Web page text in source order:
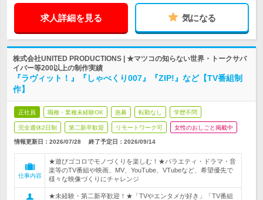
求人詳細を見る 気になる
株式会社UNITED PRODUCTIONS | ★マツコの知らない世界・トークサバ
イバー等200以上の制作実績
『ラヴィット！』『しゃべくり007』『ZIP!』など【TV番組制
作】
正社員 職種・業種未経験OK 急募 転勤なし 学歴不問
完全週休2日制 第二新卒歓迎 リモートワーク可 女性のおしごと掲載中
情報更新日：2026/07/28 終了予定日： 2026/09/14
仕事内容
★遊びゴコロでモノづくりを楽しむ！★バラエティ・ドラマ・音
楽等のTV番組や映画、MV、YouTube、VTubeなど、希望優先で
様々な映像づくりにチャレンジ
★未経験・第二新卒歓迎！★「TVやエンタメが好き」「TV番組